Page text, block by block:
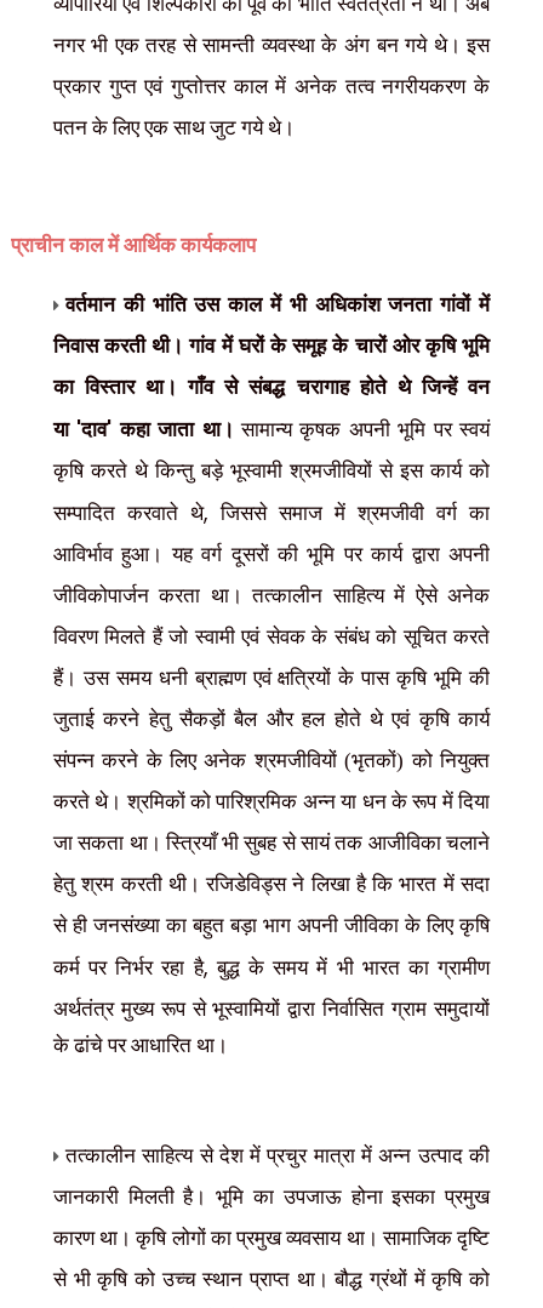
नगर भी एक तरह से सामन्ती व्यवस्था के अंग बन गये थे। इस
प्रकार गुप्त एवं गुप्तोत्तर काल में अनेक तत्व नगरीयकरण के
पतन के लिए एक साथ जुट गये थे।
प्राचीन काल में आर्थिक कार्यकलाप
वर्तमान की भांति उस काल में भी अधिकांश जनता गांवों में
निवास करती थी। गांव में घरों के समूह के चारों ओर कृषि भूमि
का विस्तार था। गाँव से संबद्ध चरागाह होते थे जिन्हें वन
या 'दाव'कहा जाता था। सामान्य कृषक अपनी भूमि पर स्वयं
कृषि करते थे किन्तु बड़े भूस्वामी श्रमजीवियों से इस कार्य को
सम्पादित करवाते थे,जिससे समाज में श्रमजीवी वर्ग का
आविर्भाव हुआ। यह वर्ग दूसरों की भूमि पर कार्य द्वारा अपनी
जीविकोपार्जन करता था। तत्कालीन साहित्य में ऐसे अनेक
विवरण मिलते हैं जो स्वामी एवं सेवक के संबंध को सूचित करते
हैं। उस समय धनी ब्राह्मण एवं क्षत्रियों के पास कृषि भूमि की
जुताई करने हेतु सैकड़ों बैल और हल होते थे एवं कृषि कार्य
संपन्न करने के लिए अनेक श्रमजीवियों (भृतकों) को नियुक्त
करते थे। श्रमिकों को पारिश्रमिक अन्न या धन के रूप में दिया
जा सकता था। स्त्रियाँ भी सुबह से सायं तक आजीविका चलाने
हेतु श्रम करती थी। रजिडेविड्स ने लिखा है कि भारत में सदा
से ही जनसंख्या का बहुत बड़ा भाग अपनी जीविका के लिए कृषि
कर्म पर निर्भर रहा है,बुद्ध के समय में भी भारत का ग्रामीण
अर्थतंत्र मुख्य रूप से भूस्वामियों द्वारा निर्वासितग्राम समुदायों
के ढांचे पर आधारित था।
तत्कालीन साहित्य से देश में प्रचुर मात्रा में अन्न उत्पाद की
जानकारी मिलती है। भूमि का उपजाऊ होना इसका प्रमुख
कारण था। कृषि लोगों का प्रमुख व्यवसाय था। सामाजिक दृष्टि
से भी कृषि को उच्च स्थान प्राप्त था। बौद्ध ग्रंथों में कृषि को